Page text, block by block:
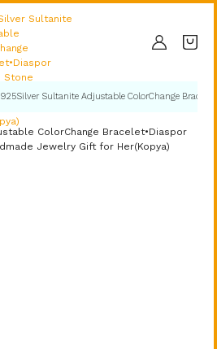
925Silver Sultanite Adjustable ColorChange